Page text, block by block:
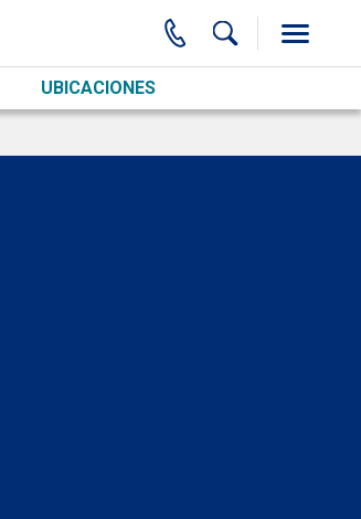
UBICACIONES